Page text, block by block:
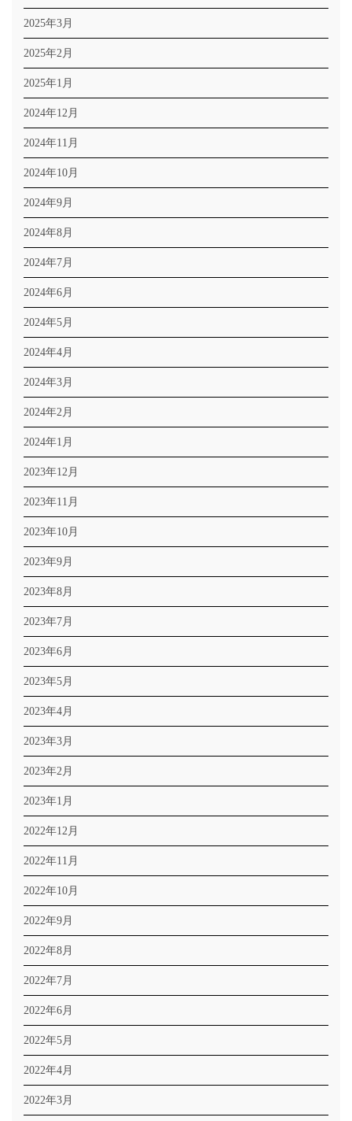
2025年3月
2025年2月
2025年1月
2024年12月
2024年11月
2024年10月
2024年9月
2024年8月
2024年7月
2024年6月
2024年5月
2024年4月
2024年3月
2024年2月
2024年1月
2023年12月
2023年11月
2023年10月
2023年9月
2023年8月
2023年7月
2023年6月
2023年5月
2023年4月
2023年3月
2023年2月
2023年1月
2022年12月
2022年11月
2022年10月
2022年9月
2022年8月
2022年7月
2022年6月
2022年5月
2022年4月
2022年3月